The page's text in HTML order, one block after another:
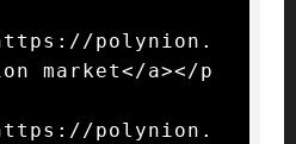
polynion.
market</a></p
polynion.